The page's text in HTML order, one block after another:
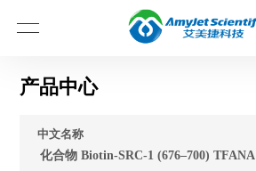
产品中心
中文名称
化合物 Biotin-SRC-1 (676–700) TFANA